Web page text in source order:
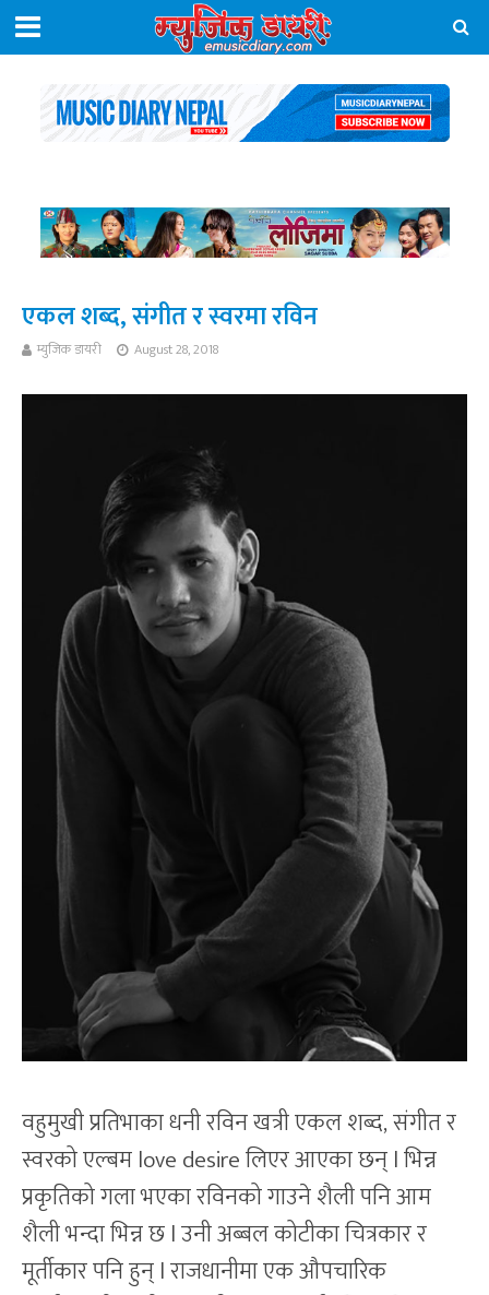
एकल शब्द, संगीत र स्वरमा रविन
म्युजिक डायरी August 28, 2018
वहुमुखी प्रतिभाका धनी रविन खत्री एकल शब्द, संगीत र
स्वरको एल्बम love desire लिएर आएका छन् l भिन्न
प्रकृतिको गला भएका रविनको गाउने शैली पनि आम
शैली भन्दा भिन्न छ l उनी अब्बल कोटीका चित्रकार र
मूर्तीकार पनि हुन् l राजधानीमा एक औपचारिक